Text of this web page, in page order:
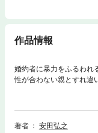
作品情報
婚約者に暴力をふるわれ
性が合わない親とすれ違
付き合ったことのない
な「寿司ガール」に出
れることが、女たちの
ーミング・ストーリー完
著者
安田弘之